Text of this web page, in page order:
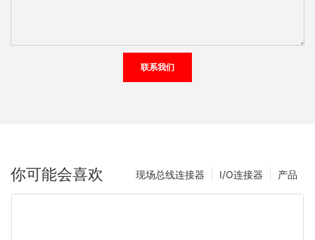
联系我们
你可能会喜欢 产品
I/O连接器
现场总线连接器